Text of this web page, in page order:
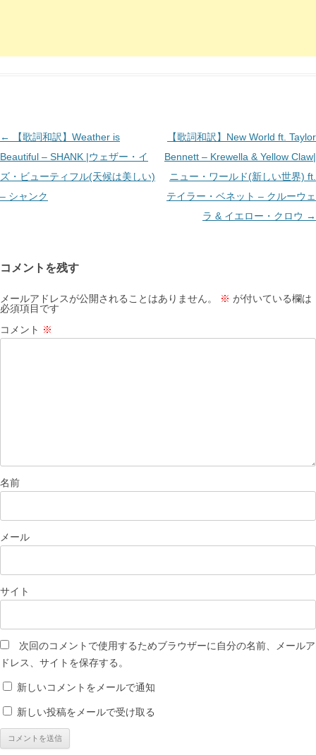
投
稿
ナ
ビ
ョ
ン
←
【歌詞和訳】Weather is
Beautiful – SHANK |ウェザー・イ
ズ・ビューティフル(天候は美しい)
– シャンク
【歌詞和訳】New World ft. Taylor
Bennett – Krewella & Yellow Claw|
ニュー・ワールド(新しい世界) ft.
テイラー・ベネット – クルーウェ
ラ & イエロー・クロウ →
コメントを残す
メールアドレスが公開されることはありません。 ※ が付いている欄は
必須項目です
コメント ※
名前
メール
サイト
次回のコメントで使用するためブラウザーに自分の名前、メールア
ドレス、サイトを保存する。
新しいコメントをメールで通知
新しい投稿をメールで受け取る